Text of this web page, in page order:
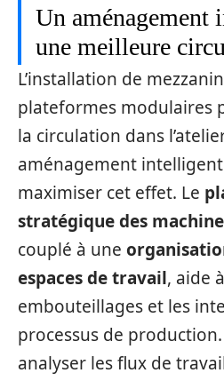
Un aménagement
une meilleure
L’installation de
plateformes modulaires
la circulation dans
aménagement
maximiser cet effet. Le
stratégique des
couplé à une
espaces de travail, aide
embouteillages et les
processus de
analyser les flux de